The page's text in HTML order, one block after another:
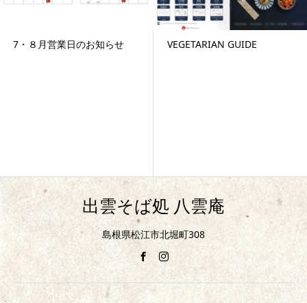
7・８月営業日のお知らせ VEGETARIAN GUIDE
出雲そば処 八雲庵
島根県松江市北堀町308